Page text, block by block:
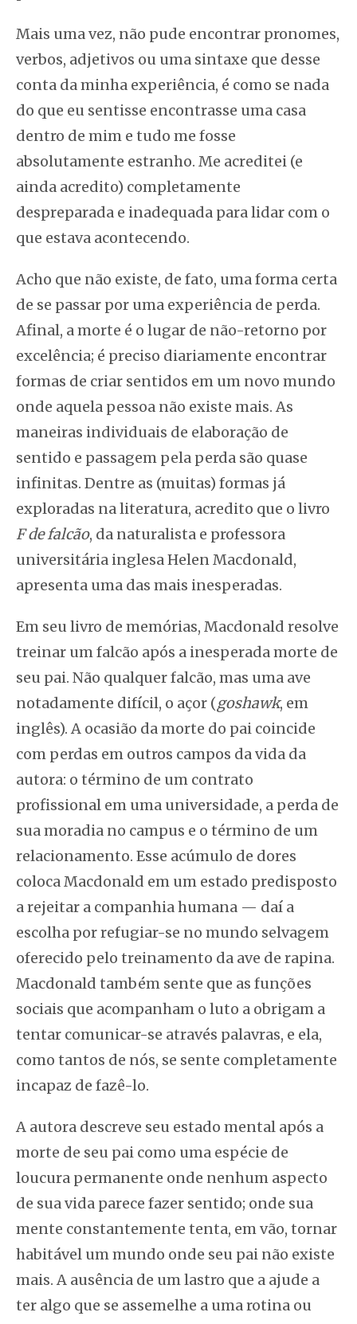
Mais uma vez, não pude encontrar pronomes,
verbos, adjetivos ou uma sintaxe que desse
conta da minha experiência, é como se nada
do que eu sentisse encontrasse uma casa
dentro de mim e tudo me fosse
absolutamente estranho. Me acreditei (e
ainda acredito) completamente
despreparada e inadequada para lidar com o
que estava acontecendo.
Acho que não existe, de fato, uma forma certa
de se passar por uma experiência de perda.
Afinal, a morte é o lugar de não-retorno por
excelência; é preciso diariamente encontrar
formas de criar sentidos em um novo mundo
onde aquela pessoa não existe mais. As
maneiras individuais de elaboração de
sentido e passagem pela perda são quase
infinitas. Dentre as (muitas) formas já
exploradas na literatura, acredito que o livro
F de falcão, da naturalista e professora
universitária inglesa Helen Macdonald,
apresenta uma das mais inesperadas.
Em seu livro de memórias, Macdonald resolve
treinar um falcão após a inesperada morte de
seu pai. Não qualquer falcão, mas uma ave
notadamente difícil, o açor (goshawk, em
inglês). A ocasião da morte do pai coincide
com perdas em outros campos da vida da
autora: o término de um contrato
profissional em uma universidade, a perda de
sua moradia no campus e o término de um
relacionamento. Esse acúmulo de dores
coloca Macdonald em um estado predisposto
a rejeitar a companhia humana — daí a
escolha por refugiar-se no mundo selvagem
oferecido pelo treinamento da ave de rapina.
Macdonald também sente que as funções
sociais que acompanham o luto a obrigam a
tentar comunicar-se através palavras, e ela,
como tantos de nós, se sente completamente
incapaz de fazê-lo.
A autora descreve seu estado mental após a
morte de seu pai como uma espécie de
loucura permanente onde nenhum aspecto
de sua vida parece fazer sentido; onde sua
mente constantemente tenta, em vão, tornar
habitável um mundo onde seu pai não existe
mais. A ausência de um lastro que a ajude a
ter algo que se assemelhe a uma rotina ou